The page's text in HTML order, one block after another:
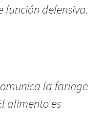
defensiva.
la faringe
alimento es